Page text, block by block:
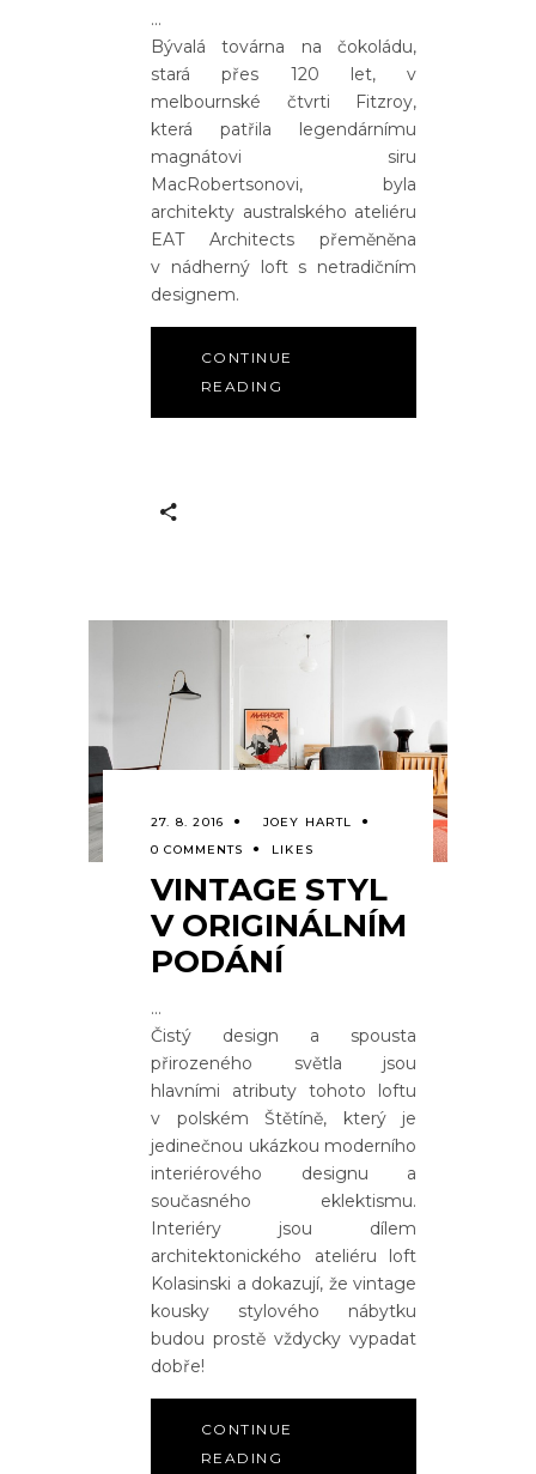
Bývalá továrna na čokoládu,
stará přes 120 let, v
melbournské čtvrti Fitzroy,
která patřila legendárnímu
magnátovi siru
MacRobertsonovi, byla
architekty australského ateliéru
EAT Architects přeměněna
v nádherný loft s netradičním
designem.
CONTINUE
READING
27. 8. 2016
JOEY HARTL
0 COMMENTS
LIKES
VINTAGE STYL
V ORIGINÁLNÍM
PODÁNÍ
Čistý design a spousta
přirozeného světla jsou
hlavními atributy tohoto loftu
v polském Štětíně, který je
jedinečnou ukázkou moderního
interiérového designu a
současného eklektismu.
Interiéry jsou dílem
architektonického ateliéru loft
Kolasinski a dokazují, že vintage
kousky stylového nábytku
budou prostě vždycky vypadat
dobře!
CONTINUE
READING